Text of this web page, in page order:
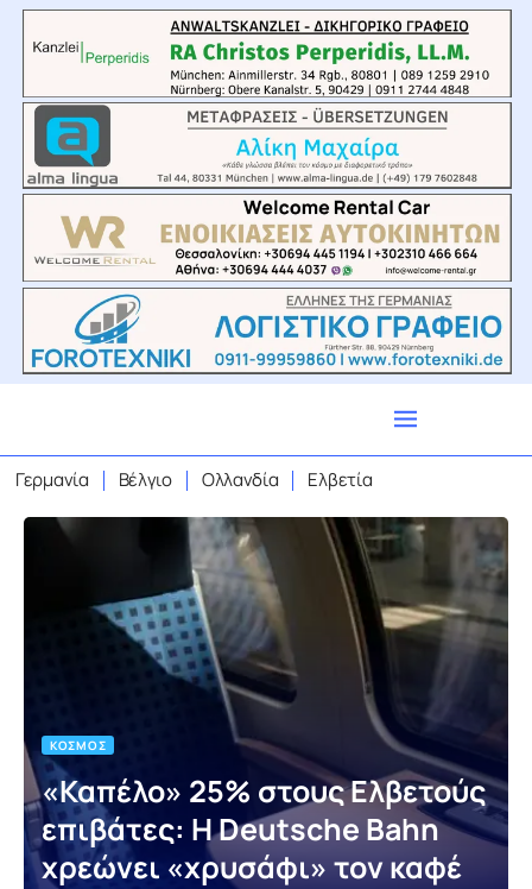
Γερμανία Βέλγιο Ολλανδία Ελβετία
ΚΌΣΜΟΣ
«Καπέλο» 25% στους Ελβετούς
επιβάτες: Η Deutsche Bahn
χρεώνει «χρυσάφι» τον καφέ